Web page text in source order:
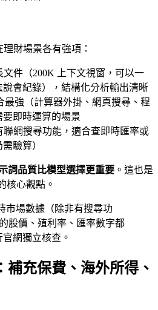
財場景各有強項：
文件（200K 上下文視窗，可以一
會紀錄），結構化分析輸出清晰
最強（計算器外掛、網頁搜尋、程
即時運算的場景
聯網搜尋功能，適合查即時匯率或
驗算）
詞品質比模型選擇更重要 。這也是
核心觀點。
市場數據（除非有搜尋功
股價、殖利率、匯率數字都
網獨立核查。
補充保費、海外所得、